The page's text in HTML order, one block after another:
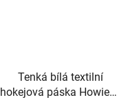
Tenká bílá textilní
hokejová páska Howies |